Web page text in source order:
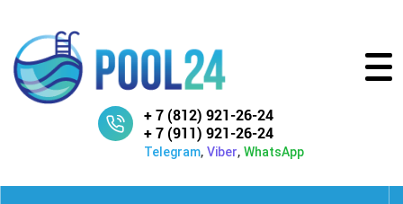
+ 7 (812) 921-26-24
+ 7 (911) 921-26-24
Telegram, Viber, WhatsApp